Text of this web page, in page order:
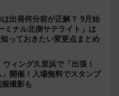
出発何分前が正解？ 9月始
ミナル北側サテライト」は
っておきたい変更点まとめ
ウィング久里浜で「出張！
開催！入場無料でスタンプ
撮影も